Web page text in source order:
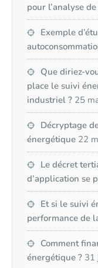
pour l’analyse
Exemple
Que diriez-
place le suivi
industriel ? 25
Décryptage
énergétique 22
Le décret
d’application se
Et si le suivi
performance de
Comment
énergétique ? 31